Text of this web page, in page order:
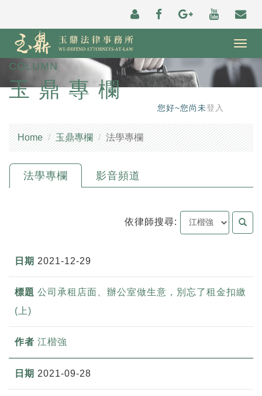
COLUMN
玉鼎專欄
您好~您尚未登入
Home 玉鼎專欄 法學專欄
法學專欄 影音頻道
依律師搜尋:
2021-12-29
公司承租店面、辦公室做生意，別忘了租金扣繳
(上)
江楷強
2021-09-28